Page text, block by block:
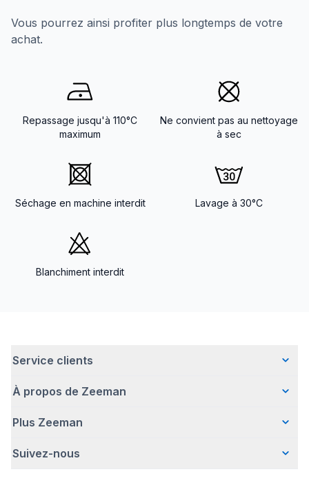
Vous pourrez ainsi profiter plus longtemps de votre
achat.
Repassage jusqu'à 110°C
maximum
Ne convient pas au nettoyage
à sec
Séchage en machine interdit Lavage à 30°C
Blanchiment interdit
Service clients
Questions fréquentes
Livraison
Retour d'articles
À propos de Zeeman
Qui sommes-nous ?
Une entreprise responsable
Plus Zeeman
Communiqué de presse
Suivez-nous